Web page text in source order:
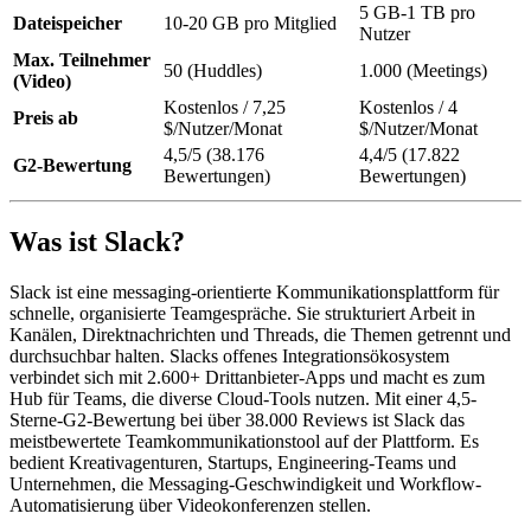
Dateispeicher
10-20 GB pro Mitglied
5 GB-1 TB pro
Nutzer
Max. Teilnehmer
(Video)
50 (Huddles) 1.000 (Meetings)
Preis ab
Kostenlos / 7,25
$/Nutzer/Monat
Kostenlos / 4
$/Nutzer/Monat
G2-Bewertung
4,5/5 (38.176
Bewertungen)
4,4/5 (17.822
Bewertungen)
Was ist Slack?
Slack ist eine messaging-orientierte Kommunikationsplattform für
schnelle, organisierte Teamgespräche. Sie strukturiert Arbeit in
Kanälen, Direktnachrichten und Threads, die Themen getrennt und
durchsuchbar halten. Slacks offenes Integrationsökosystem
verbindet sich mit 2.600+ Drittanbieter-Apps und macht es zum
Hub für Teams, die diverse Cloud-Tools nutzen. Mit einer 4,5-
Sterne-G2-Bewertung bei über 38.000 Reviews ist Slack das
meistbewertete Teamkommunikationstool auf der Plattform. Es
bedient Kreativagenturen, Startups, Engineering-Teams und
Unternehmen, die Messaging-Geschwindigkeit und Workflow-
Automatisierung über Videokonferenzen stellen.